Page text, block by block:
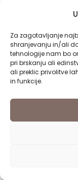
Za zagotavljanje
shranjevanju in/ali
tehnologije nam bo
pri brskanju ali
ali preklic privolitve
in funkcije.
košarkarja